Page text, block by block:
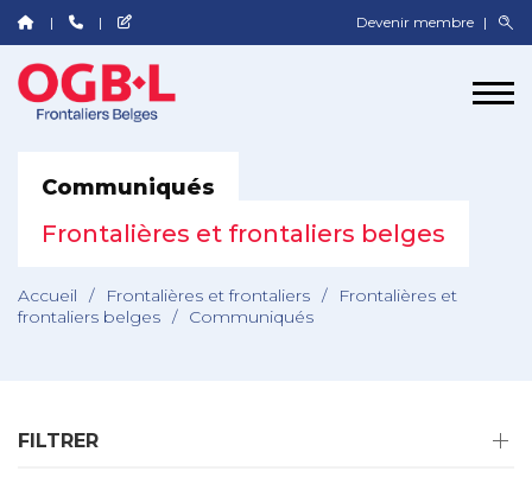
Devenir membre
Communiqués
Frontalières et frontaliers belges
Accueil / Frontalières et frontaliers /
Frontalières et
frontaliers belges / Communiqués
FILTRER